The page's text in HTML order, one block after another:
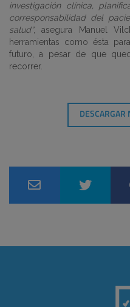
investigación clínica,
corresponsabilidad del
salud”, asegura Manuel
herramientas como ésta
futuro, a pesar de que
recorrer.
DESCARGAR